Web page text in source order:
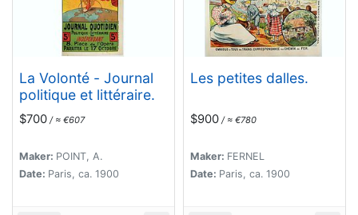
La Volonté - Journal
politique et littéraire.
$700 / ≈ €607
Maker: POINT, A.
Date: Paris, ca. 1900
Les petites dalles.
$900 / ≈ €780
Maker: FERNEL
Date: Paris, ca. 1900